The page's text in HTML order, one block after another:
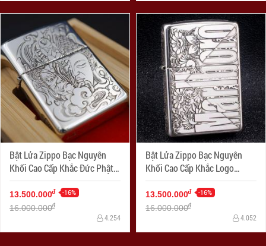
Bật Lửa Zippo Bạc Nguyên
Khối Cao Cấp Khắc Đức Phật
Và Quỷ Bản Armor
13.500.000đ -16%
16.000.000đ
4.254
Bật Lửa Zippo Bạc Nguyên
Khối Cao Cấp Khắc Logo
Marlboro Phiên Bản Amor
13.500.000đ -16%
16.000.000đ
4.052